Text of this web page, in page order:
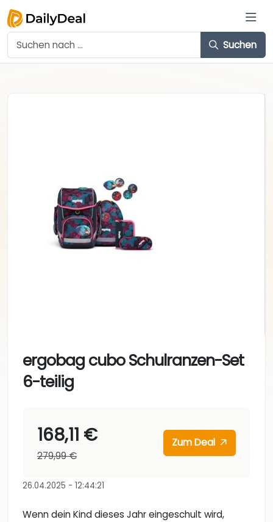
Suchen
ergobag cubo Schulranzen-Set
6-teilig
168,11 €
279,99 €
Zum Deal
26.04.2025 - 12:44:21
Wenn dein Kind dieses Jahr eingeschult wird,